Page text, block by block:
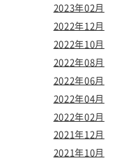
2023年02月
2022年12月
2022年10月
2022年08月
2022年06月
2022年04月
2022年02月
2021年12月
2021年10月